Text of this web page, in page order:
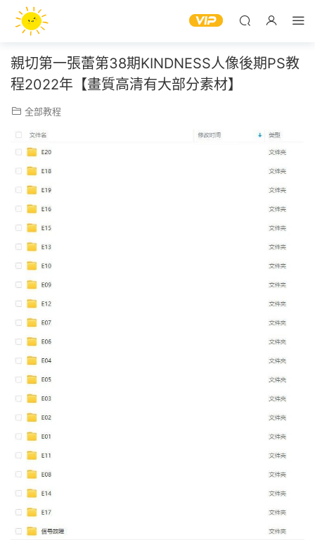
親切第一張蕾第38期KINDNESS人像後期PS教
程2022年【畫質高清有大部分素材】
全部教程